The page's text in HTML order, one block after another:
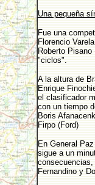
Una pequeña
Fue una
Florencio
Roberto
"ciclos".
A la altura de
Enrique
el clasificador
con un tiempo
Boris
Firpo (Ford)
En General
sigue a un
consecuencias,
Fernandino y